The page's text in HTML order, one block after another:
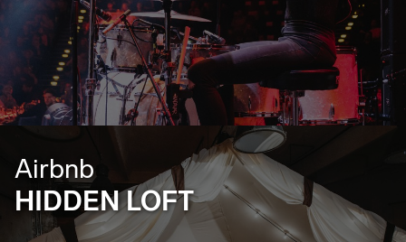
Airbnb
HIDDEN LOFT